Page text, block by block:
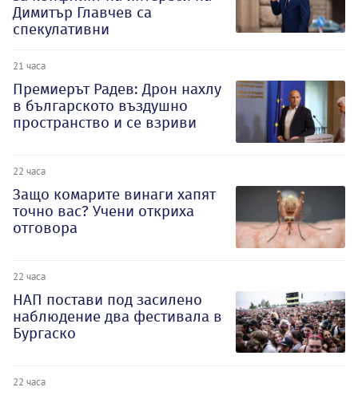
Димитър Главчев са
спекулативни
21 часа
Премиерът Радев: Дрон нахлу
в българското въздушно
пространство и се взриви
22 часа
Защо комарите винаги хапят
точно вас? Учени откриха
отговора
22 часа
НАП постави под засилено
наблюдение два фестивала в
Бургаско
22 часа